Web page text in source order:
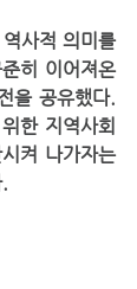
히 이어져온
을 공유했다.
한 지역사회
켜 나가자는